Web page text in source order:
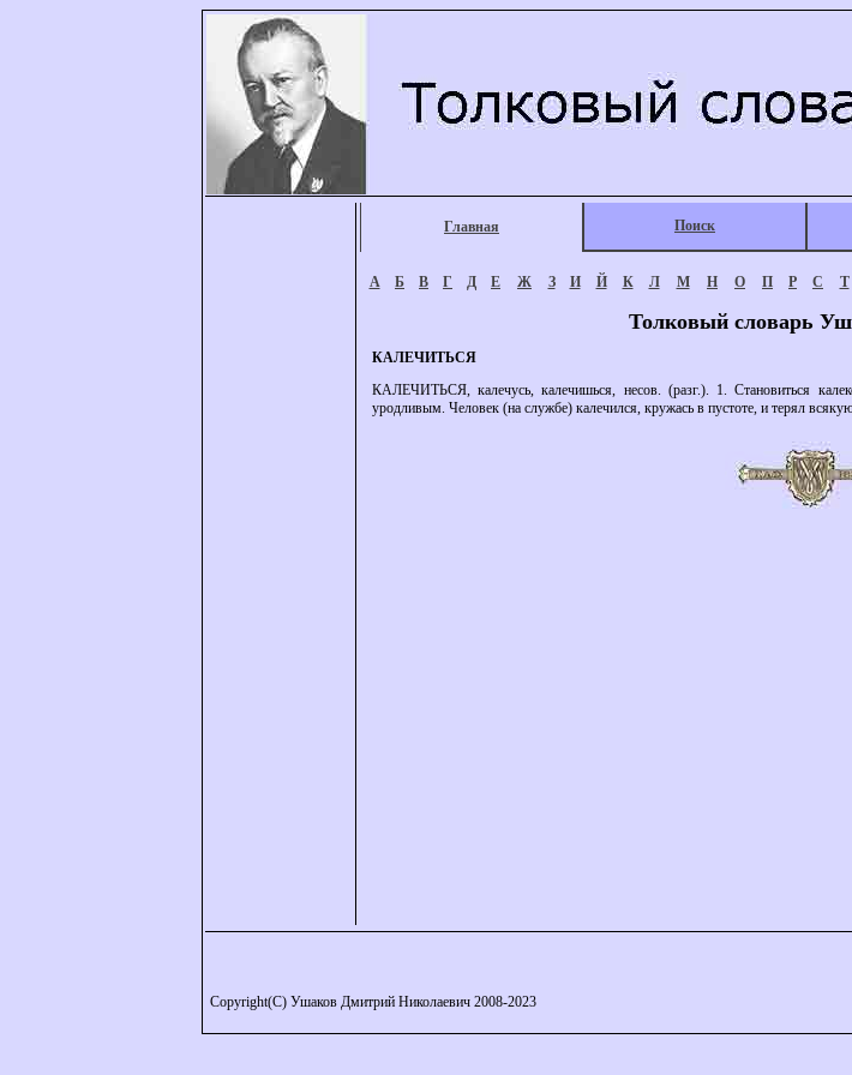
Главная Поиск
А Б В Г Д Е Ж З И Й К Л М Н О П Р С Т
Толковый словарь
КАЛЕЧИТЬСЯ
КАЛЕЧИТЬСЯ, калечусь, калечишься, несов. (разг.). 1. Становиться
уродливым. Человек (на службе) калечился, кружась в пустоте, и терял
Copyright(C) Ушаков Дмитрий Николаевич 2008-2023